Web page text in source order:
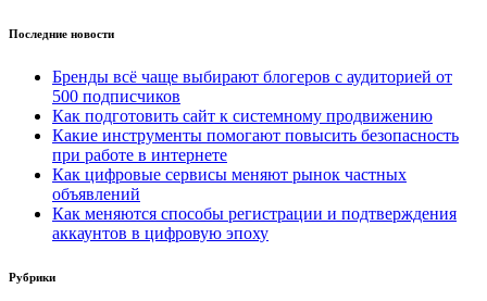
Последние новости
Бренды всё чаще выбирают блогеров с аудиторией от
500 подписчиков
Как подготовить сайт к системному продвижению
Какие инструменты помогают повысить безопасность
при работе в интернете
Как цифровые сервисы меняют рынок частных
объявлений
Как меняются способы регистрации и подтверждения
аккаунтов в цифровую эпоху
Рубрики